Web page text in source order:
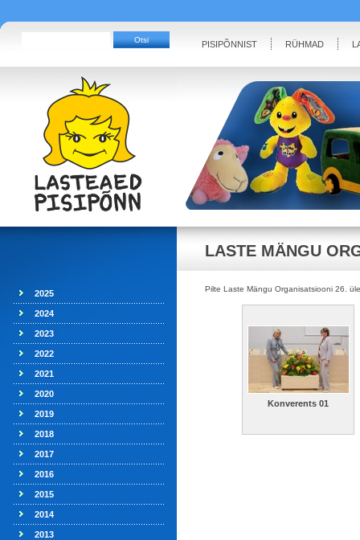
PISIPÕNNIST RÜHMAD
2025
2024
2023
2022
2021
2020
2019
2018
2017
2016
2015
2014
2013
LASTE MÄNGU
Pilte Laste Mängu Organisatsiooni 26.
Konverents 01